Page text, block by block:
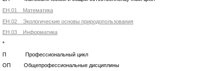
ЕН.01 Математика
ЕН.02 Экологические основы природопользования
ЕН.03 Информатика
*
П Профессиональный цикл
ОП Общепрофессиональные дисциплины